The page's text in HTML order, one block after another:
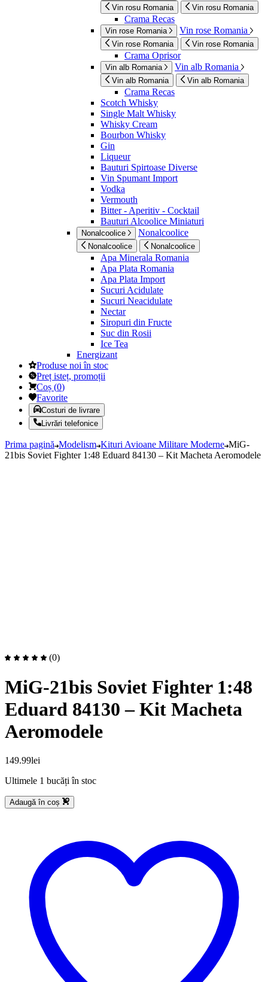
Vin rosu Romania Vin rosu Romania
Crama Recas
Vin rose Romania Vin rose Romania
Vin rose Romania Vin rose Romania
Crama Oprisor
Vin alb Romania Vin alb Romania
Vin alb Romania Vin alb Romania
Crama Recas
Scotch Whisky
Single Malt Whisky
Whisky Cream
Bourbon Whisky
Gin
Liqueur
Bauturi Spirtoase Diverse
Vin Spumant Import
Vodka
Vermouth
Bitter - Aperitiv - Cocktail
Bauturi Alcoolice Miniaturi
Nonalcoolice Nonalcoolice
Nonalcoolice Nonalcoolice
Apa Minerala Romania
Apa Plata Romania
Apa Plata Import
Sucuri Acidulate
Sucuri Neacidulate
Nectar
Siropuri din Fructe
Suc din Rosii
Ice Tea
Energizant
Produse noi în stoc
Preț isteț, promoții
Coș (0)
Favorite
Costuri de livrare
Livrări telefonice
Prima pagină Modelism Kituri Avioane Militare Moderne MiG-
21bis Soviet Fighter 1:48 Eduard 84130 – Kit Macheta Aeromodele
(0)
MiG-21bis Soviet Fighter 1:48
Eduard 84130 – Kit Macheta
Aeromodele
149.99lei
Ultimele 1 bucăți în stoc
Adaugă în coș